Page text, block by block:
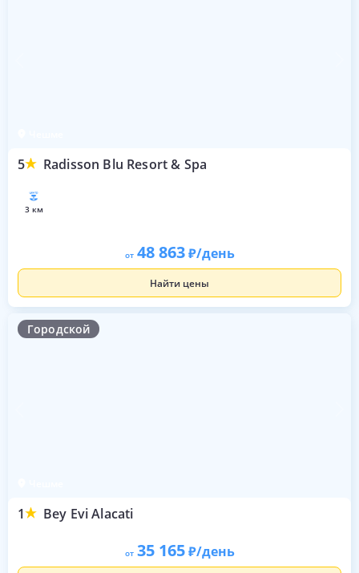
5 Radisson Blu Resort & Spa
3 км
от 48 863 /день
Найти цены
Городской
1 Bey Evi Alacati
от 35 165 /день